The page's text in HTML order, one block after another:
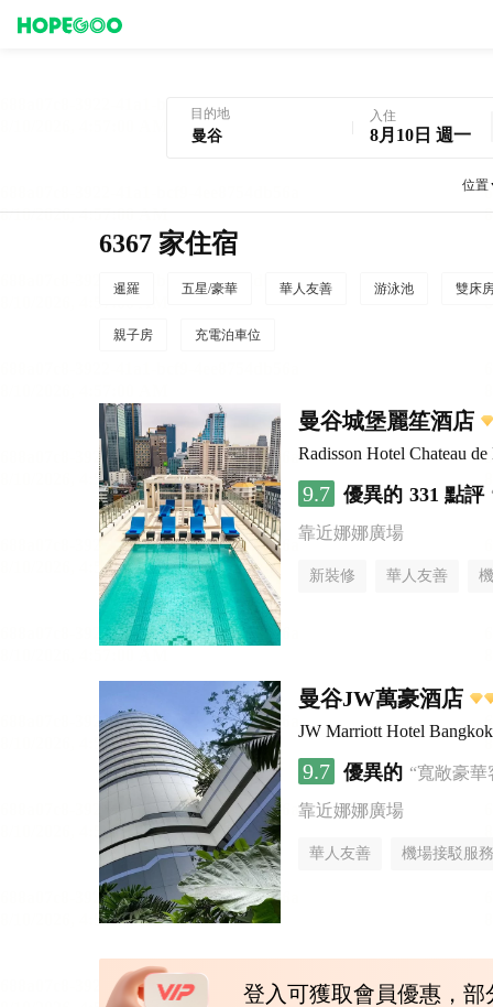
目的地 入住
8月10日 週一
位置
6367 家住宿
暹羅 五星/豪華 華人友善 游泳池 雙床
親子房 充電泊車位
曼谷城堡麗笙酒店
Radisson Hotel Chateau
9.7 優異的 331 點評
靠近娜娜廣場
新裝修 華人友善
曼谷JW萬豪酒店
JW Marriott Hotel Bangkok
9.7 優異的 “寬敞豪
靠近娜娜廣場
華人友善 機場接駁服務
登入可獲取會員優惠，